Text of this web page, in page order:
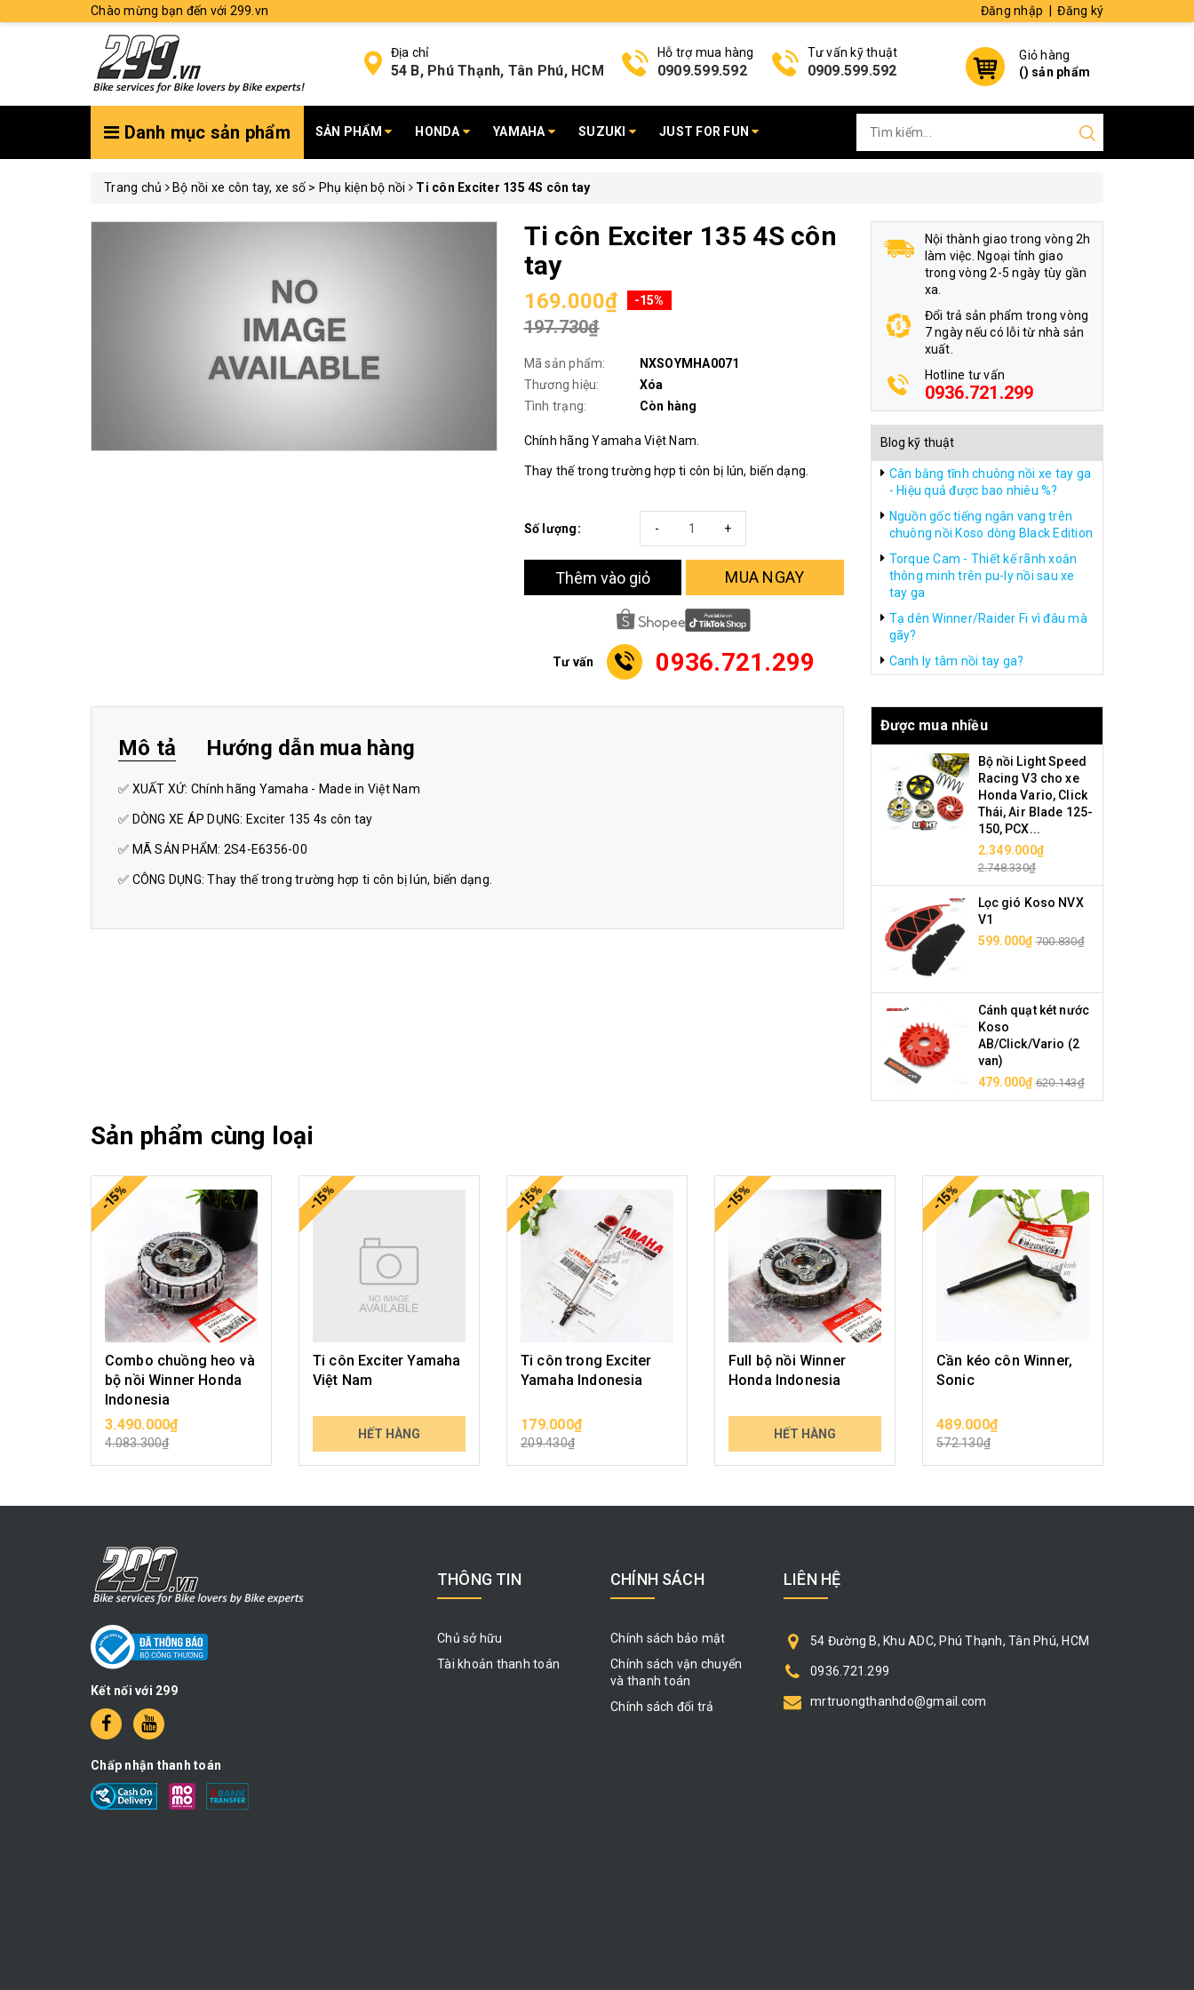
Chào mừng bạn đến với 299.vn Đăng nhập Đăng ký
Địa chỉ
54 B, Phú Thạnh, Tân Phú, HCM
Hỗ trợ mua hàng
0909.599.592
Tư vấn kỹ thuật
0909.599.592
Giỏ hàng
() sản phẩm
Danh mục sản phẩm SẢN PHẨM HONDA YAMAHA SUZUKI JUST FOR FUN
Trang chủ Bộ nồi xe côn tay, xe số > Phụ kiện bộ nồi Ti côn Exciter 135 4S côn tay
Ti côn Exciter 135 4S côn
tay
169.000₫ -15%
197.730₫
Mã sản phẩm:
NXSOYMHA0071
Thương hiệu:
Xóa
Tình trạng:
Còn hàng
Chính hãng Yamaha Việt Nam.
Thay thế trong trường hợp ti côn bị lún, biến dạng.
Số lượng: +
-
Thêm vào giỏ MUA NGAY
Tư vấn 0936.721.299
Nội thành giao trong vòng 2h
làm việc. Ngoại tỉnh giao
trong vòng 2-5 ngày tùy gần
xa.
Đổi trả sản phẩm trong vòng
7 ngày nếu có lỗi từ nhà sản
xuất.
Hotline tư vấn
0936.721.299
Blog kỹ thuật
Cân bằng tĩnh chuông nồi xe tay ga
- Hiệu quả được bao nhiêu %?
Nguồn gốc tiếng ngân vang trên
chuông nồi Koso dòng Black Edition
Torque Cam - Thiết kế rãnh xoắn
thông minh trên pu-ly nồi sau xe
tay ga
Tạ dên Winner/Raider Fi vì đâu mà
gãy?
Canh ly tâm nồi tay ga?
Mô tả Hướng dẫn mua hàng
✅ XUẤT XỨ: Chính hãng Yamaha - Made in Việt Nam
✅ DÒNG XE ÁP DỤNG: Exciter 135 4s côn tay
✅ MÃ SẢN PHẨM: 2S4-E6356-00
✅ CÔNG DỤNG: Thay thế trong trường hợp ti côn bị lún, biến dạng.
Được mua nhiều
Bộ nồi Light Speed
Racing V3 cho xe
Honda Vario, Click
Thái, Air Blade 125-
150, PCX...
2.349.000₫
2.748.330₫
Lọc gió Koso NVX
V1
599.000₫ 700.830₫
Cánh quạt két nước
Koso
AB/Click/Vario (2
van)
479.000₫ 620.143₫
Sản phẩm cùng loại
-15%
Combo chuồng heo và
bộ nồi Winner Honda
Indonesia
3.490.000₫
4.083.300₫
CHỌN SẢN PHẨM
-15%
Ti côn Exciter Yamaha
Việt Nam
179.000₫
209.430₫
HẾT HÀNG
-15%
Ti côn trong Exciter
Yamaha Indonesia
179.000₫
209.430₫
CHỌN SẢN PHẨM
-15%
Full bộ nồi Winner
Honda Indonesia
1.790.000₫
2.094.300₫
HẾT HÀNG
-15%
Cần kéo côn Winner,
Sonic
489.000₫
572.130₫
CHỌN SẢN PHẨM
Kết nối với 299
Chấp nhận thanh toán
THÔNG TIN
Chủ sở hữu
Tài khoản thanh toán
CHÍNH SÁCH
Chính sách bảo mật
Chính sách vận chuyển
và thanh toán
Chính sách đổi trả
LIÊN HỆ
54 Đường B, Khu ADC, Phú Thạnh, Tân Phú, HCM
0936.721.299
mrtruongthanhdo@gmail.com